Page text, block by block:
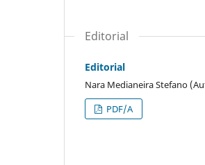
Editorial
Editorial
Nara Medianeira Stefano
PDF/A